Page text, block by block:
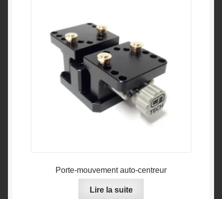
sur
la
page
du
produit
Porte-mouvement auto-centreur
Lire la suite